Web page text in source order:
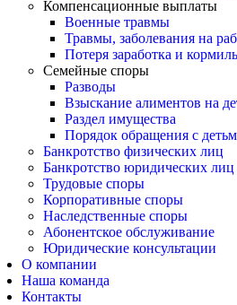
Компенсационные выплаты
Военные травмы
Травмы, заболевания на
Потеря заработка и
Семейные споры
Разводы
Взыскание алиментов на
Раздел имущества
Порядок обращения с
Банкротство физических лиц
Банкротство юридических лиц
Трудовые споры
Корпоративные споры
Наследственные споры
Абонентское обслуживание
Юридические консультации
О компании
Наша команда
Контакты